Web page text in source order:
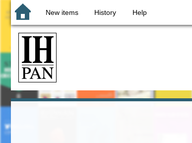
New items History Help